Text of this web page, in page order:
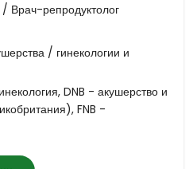
Врач-репродуктолог
/ гинекологии и
DNB - акушерство и
FNB -